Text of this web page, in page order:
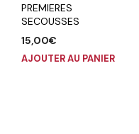
PREMIERES
SECOUSSES
15,00€
AJOUTER AU PANIER